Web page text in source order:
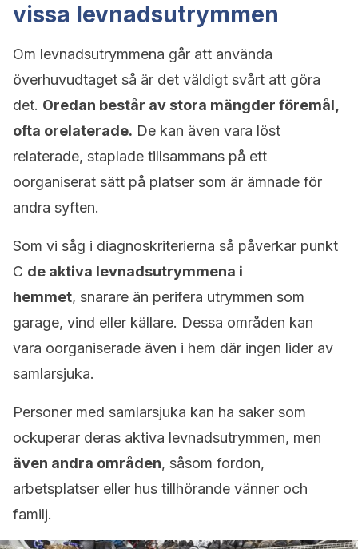
vissa levnadsutrymmen
Om levnadsutrymmena går att använda
överhuvudtaget så är det väldigt svårt att göra
det. Oredan består av stora mängder föremål,
ofta orelaterade. De kan även vara löst
relaterade, staplade tillsammans på ett
oorganiserat sätt på platser som är ämnade för
andra syften.
Som vi såg i diagnoskriterierna så påverkar punkt
C de aktiva levnadsutrymmena i
hemmet, snarare än perifera utrymmen som
garage, vind eller källare. Dessa områden kan
vara oorganiserade även i hem där ingen lider av
samlarsjuka.
Personer med samlarsjuka kan ha saker som
ockuperar deras aktiva levnadsutrymmen, men
även andra områden, såsom fordon,
arbetsplatser eller hus tillhörande vänner och
familj.